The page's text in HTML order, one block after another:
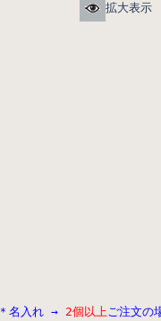
拡大表示
＊名入れ → 2個以上ご注文の